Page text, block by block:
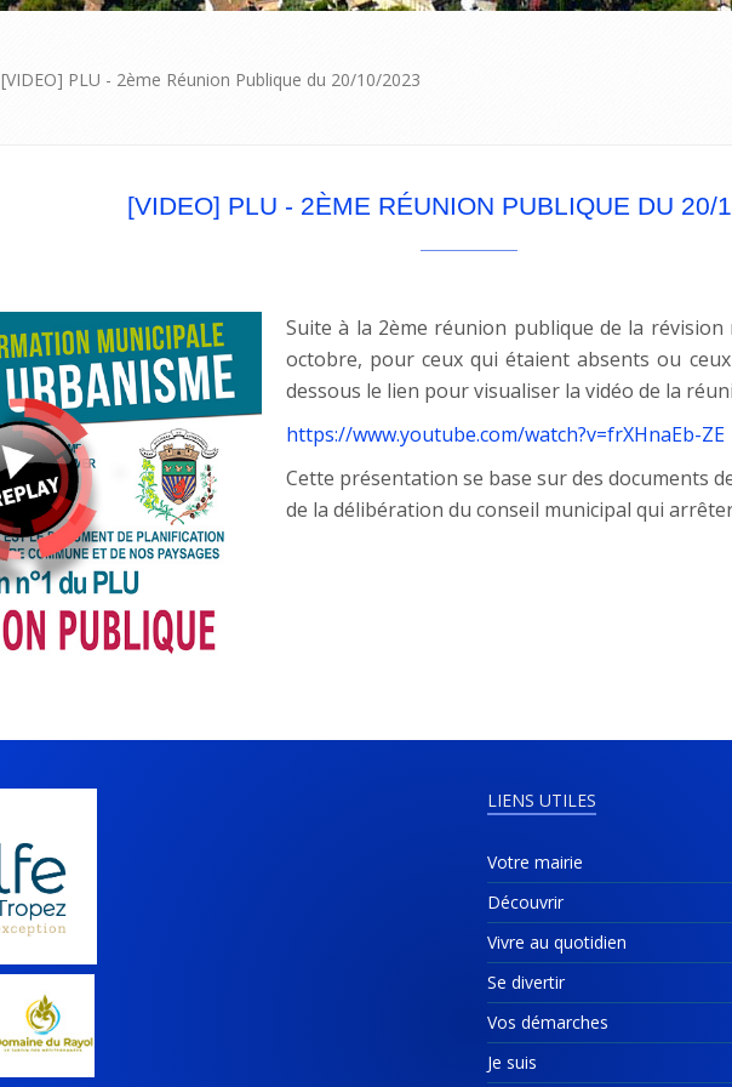
[VIDEO] PLU - 2ème Réunion Publique du 20/10/2023
[VIDEO] PLU - 2ÈME RÉUNION PUBLIQUE DU 20/
Suite à la 2ème réunion publique de la
octobre, pour ceux qui étaient absents ou
dessous le lien pour visualiser la vidéo de la
https://www.youtube.com/watch?v=frXHnaEb-ZE
Cette présentation se base sur des documents
de la délibération du conseil municipal qui
LIENS UTILES
Votre mairie
Découvrir
Vivre au quotidien
Se divertir
Vos démarches
Je suis